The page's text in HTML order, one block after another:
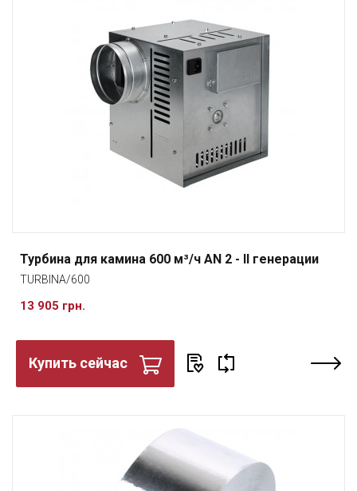
Турбина для камина 600 м³/ч AN 2 - II генерации
TURBINA/600
13 905 грн.
Купить сейчас